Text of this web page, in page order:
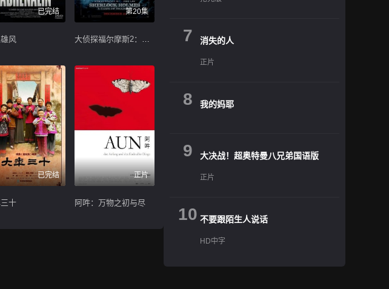
已完结
风
第20集
大侦探福尔摩斯2：诡影游戏
已完结
十
正片
阿吽：万物之初与尽
7 消失的人
正片
8 我的妈耶
9 大决战！超奥特曼八兄弟国语版
正片
10 不要跟陌生人说话
HD中字